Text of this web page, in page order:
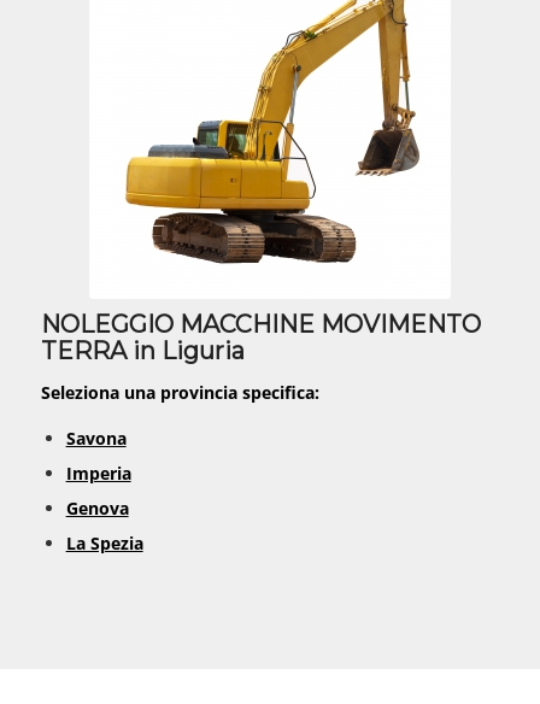
NOLEGGIO MACCHINE MOVIMENTO
TERRA in Liguria
Seleziona una provincia specifica:
Savona
Imperia
Genova
La Spezia